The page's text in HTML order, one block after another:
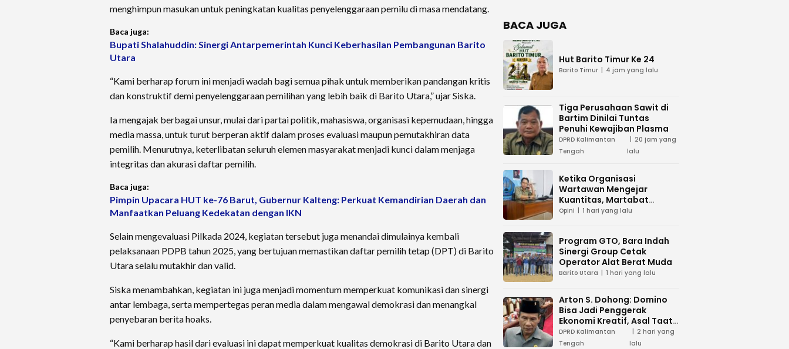
menghimpun masukan untuk peningkatan kualitas penyelenggaraan pemilu di masa mendatang.
Baca juga:
Bupati Shalahuddin: Sinergi Antarpemerintah Kunci Keberhasilan Pembangunan Barito
Utara
“Kami berharap forum ini menjadi wadah bagi semua pihak untuk memberikan pandangan kritis
dan konstruktif demi penyelenggaraan pemilihan yang lebih baik di Barito Utara,” ujar Siska.
Ia mengajak berbagai unsur, mulai dari partai politik, mahasiswa, organisasi kepemudaan, hingga
media massa, untuk turut berperan aktif dalam proses evaluasi maupun pemutakhiran data
pemilih. Menurutnya, keterlibatan seluruh elemen masyarakat menjadi kunci dalam menjaga
integritas dan akurasi daftar pemilih.
Baca juga:
Pimpin Upacara HUT ke-76 Barut, Gubernur Kalteng: Perkuat Kemandirian Daerah dan
Manfaatkan Peluang Kedekatan dengan IKN
Selain mengevaluasi Pilkada 2024, kegiatan tersebut juga menandai dimulainya kembali
pelaksanaan PDPB tahun 2025, yang bertujuan memastikan daftar pemilih tetap (DPT) di Barito
Utara selalu mutakhir dan valid.
Siska menambahkan, kegiatan ini juga menjadi momentum memperkuat komunikasi dan sinergi
antar lembaga, serta mempertegas peran media dalam mengawal demokrasi dan menangkal
penyebaran berita hoaks.
“Kami berharap hasil dari evaluasi ini dapat memperkuat kualitas demokrasi di Barito Utara dan
Juang TNI
AD di
Palangka
Raya
BACA JUGA
Hut Barito Timur Ke 24
Barito Timur 4 jam yang lalu
Tiga Perusahaan Sawit di
Bartim Dinilai Tuntas
Penuhi Kewajiban Plasma
DPRD Kalimantan
Tengah
20 jam yang
lalu
Ketika Organisasi
Wartawan Mengejar
Kuantitas, Martabat
Profesi Menjadi Taruhan
Opini 1 hari yang lalu
Program GTO, Bara Indah
Sinergi Group Cetak
Operator Alat Berat Muda
Barito Utara 1 hari yang lalu
Arton S. Dohong: Domino
Bisa Jadi Penggerak
Ekonomi Kreatif, Asal Taat
Aturan
DPRD Kalimantan
Tengah
2 hari yang
lalu